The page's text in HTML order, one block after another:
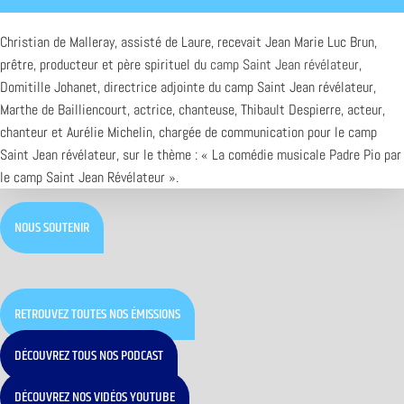
Christian de Malleray, assisté de Laure, recevait Jean Marie Luc Brun,
prêtre, producteur et père spirituel du camp Saint Jean révélateur,
Domitille Johanet, directrice adjointe du camp Saint Jean révélateur,
Marthe de Bailliencourt, actrice, chanteuse, Thibault Despierre, acteur,
chanteur et Aurélie Michelin, chargée de communication pour le camp
Saint Jean révélateur, sur le thème : « La comédie musicale Padre Pio par
le camp Saint Jean Révélateur ».
NOUS SOUTENIR
RETROUVEZ TOUTES NOS ÉMISSIONS
DÉCOUVREZ TOUS NOS PODCAST
DÉCOUVREZ NOS VIDÉOS YOUTUBE